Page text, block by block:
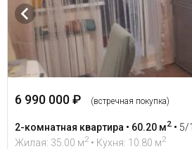
6 990 000 ₽ (встречная покупка)
2-комнатная квартира • 60.20 м2 • 5/
Жилая: 35.00 м2 • Кухня: 10.80 м2